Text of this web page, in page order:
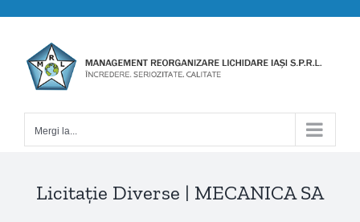
content
Mergi la...
Licitație Diverse | MECANICA SA